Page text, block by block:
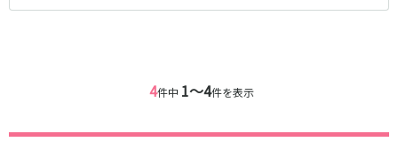
4件中 1〜4件を表示
神田駅
渋谷駅